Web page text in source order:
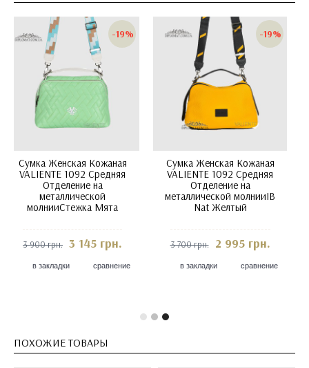
-19%
Сумка Женская Кожаная
VALIENTE 1092 Средняя
Отделение на
металлической молнииIB
Nat Желтый
3 700 грн. 2 995 грн.
в закладки сравнение
-19%
Сумка Женская Кожаная
VALIENTE 1092 Средняя
Отделение на
металлической
молнииFLOATER WHITE
3 700 грн. 2 995 грн.
в закладки сравнение
ПОХОЖИЕ ТОВАРЫ